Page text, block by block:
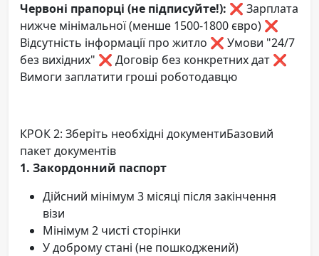
Червоні прапорці (не підписуйте!): ❌ Зарплата
нижче мінімальної (менше 1500-1800 євро) ❌
Відсутність інформації про житло ❌ Умови "24/7
без вихідних" ❌ Договір без конкретних дат ❌
Вимоги заплатити гроші роботодавцю
КРОК 2: Зберіть необхідні документиБазовий
пакет документів
1. Закордонний паспорт
Дійсний мінімум 3 місяці після закінчення
візи
Мінімум 2 чисті сторінки
У доброму стані (не пошкоджений)